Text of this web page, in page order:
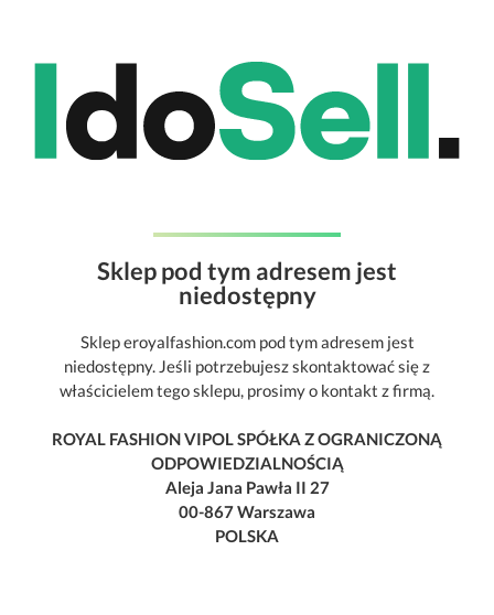
Sklep pod tym adresem jest
niedostępny
Sklep eroyalfashion.com pod tym adresem jest
niedostępny. Jeśli potrzebujesz skontaktować się z
właścicielem tego sklepu, prosimy o kontakt z firmą.
ROYAL FASHION VIPOL SPÓŁKA Z OGRANICZONĄ
ODPOWIEDZIALNOŚCIĄ
Aleja Jana Pawła II 27
00-867 Warszawa
POLSKA